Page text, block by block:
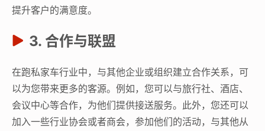
提升客户的满意度。
3. 合作与联盟
在跑私家车行业中，与其他企业或组织建立合作关系，可
以为您带来更多的客源。例如，您可以与旅行社、酒店、
会议中心等合作，为他们提供接送服务。此外，您还可以
加入一些行业协会或者商会，参加他们的活动，与其他从